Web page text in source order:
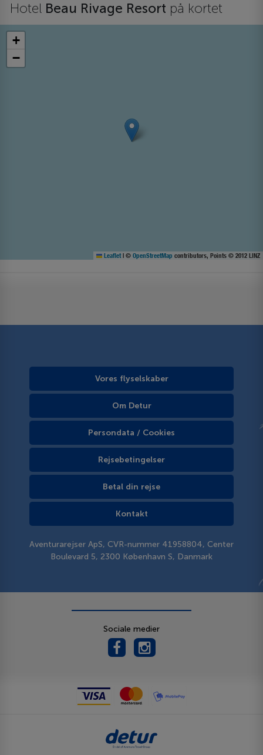
Hotel Beau Rivage Resort på kortet
+
−
Leaflet | © OpenStreetMap contributors, Points © 2012 LINZ
Vores flyselskaber
Om Detur
Persondata / Cookies
Rejsebetingelser
Betal din rejse
Kontakt
Aventurarejser ApS, CVR-nummer 41958804, Center
Boulevard 5, 2300 København S, Danmark
Sociale medier